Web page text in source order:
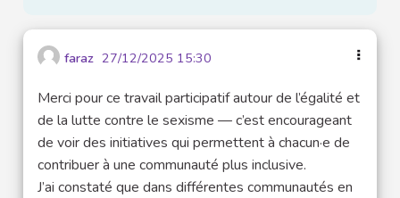
faraz 27/12/2025 15:30
Merci pour ce travail participatif autour de l’égalité et
de la lutte contre le sexisme — c’est encourageant
de voir des initiatives qui permettent à chacun·e de
contribuer à une communauté plus inclusive.
J’ai constaté que dans différentes communautés en